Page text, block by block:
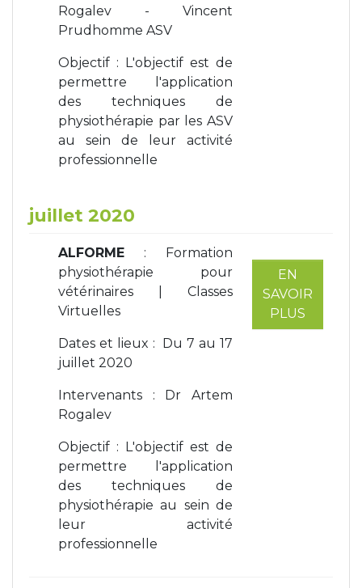
Rogalev - Vincent
Prudhomme ASV
Objectif : L'objectif est de
permettre l'application
des techniques de
physiothérapie par les ASV
au sein de leur activité
professionnelle
juillet 2020
ALFORME : Formation
physiothérapie pour
vétérinaires | Classes
Virtuelles
Dates et lieux : Du 7 au 17
juillet 2020
Intervenants : Dr Artem
Rogalev
Objectif : L'objectif est de
permettre l'application
des techniques de
physiothérapie au sein de
leur activité
professionnelle
EN
SAVOIR
PLUS